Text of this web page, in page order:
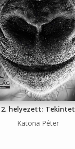
2. helyezett: Tekintet
Katona Péter